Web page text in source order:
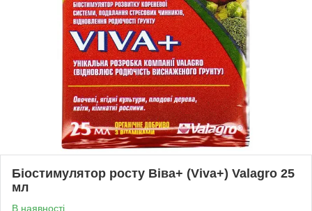
Біостимулятор росту Віва+ (Viva+) Valagro 25
мл
В наявності